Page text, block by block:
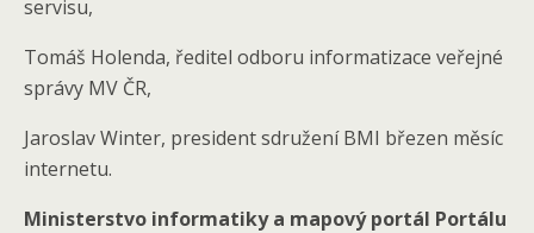
servisu,
Tomáš Holenda, ředitel odboru informatizace veřejné
správy MV ČR,
Jaroslav Winter, president sdružení BMI březen měsíc
internetu.
Ministerstvo informatiky a mapový portál Portálu